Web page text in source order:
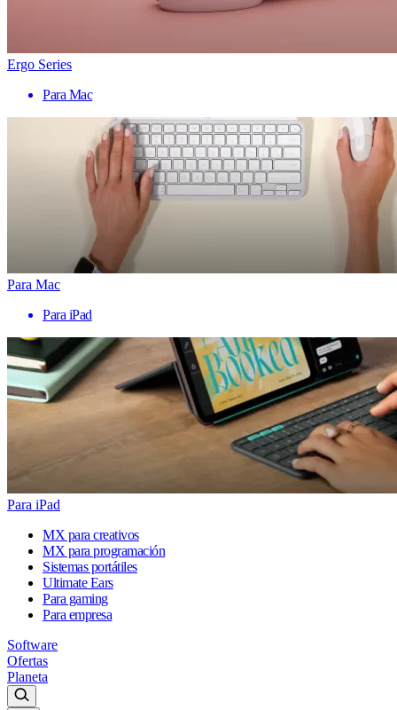
Ergo Series
Para Mac
Para Mac
Para iPad
Para iPad
MX para creativos
MX para programación
Sistemas portátiles
Ultimate Ears
Para gaming
Para empresa
Software
Ofertas
Planeta